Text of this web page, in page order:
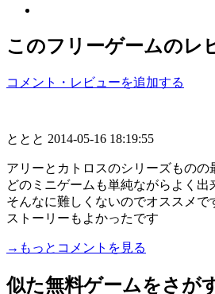
このフリーゲームのレ
コメント・レビューを追加する
ととと 2014-05-16 18:19:55
アリーとカトロスのシリーズものの
どのミニゲームも単純ながらよく出
そんなに難しくないのでオススメで
ストーリーもよかったです
→もっとコメントを見る
似た無料ゲームをさが